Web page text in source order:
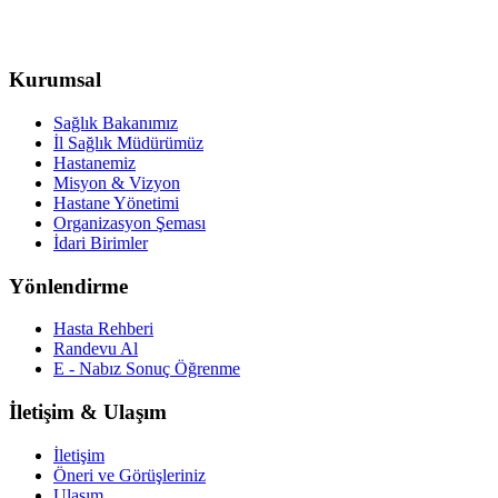
Kurumsal
Sağlık Bakanımız
İl Sağlık Müdürümüz
Hastanemiz
Misyon & Vizyon
Hastane Yönetimi
Organizasyon Şeması
İdari Birimler
Yönlendirme
Hasta Rehberi
Randevu Al
E - Nabız Sonuç Öğrenme
İletişim & Ulaşım
İletişim
Öneri ve Görüşleriniz